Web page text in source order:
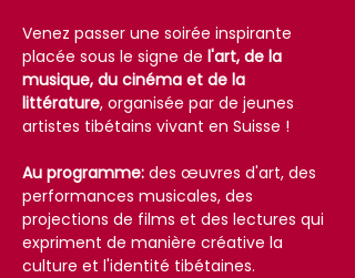
Venez passer une soirée inspirante
placée sous le signe de l'art, de la
musique, du cinéma et de la
littérature, organisée par de jeunes
artistes tibétains vivant en Suisse !
Au programme: des œuvres d'art, des
performances musicales, des
projections de films et des lectures qui
expriment de manière créative la
culture et l'identité tibétaines.